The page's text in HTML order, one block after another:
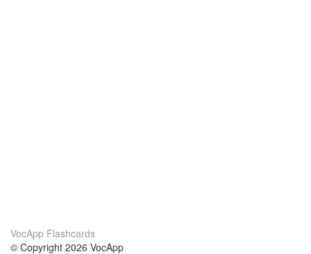
VocApp Flashcards
© Copyright 2026 VocApp